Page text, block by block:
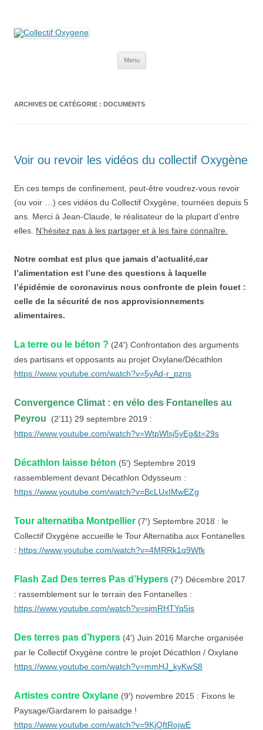
Menu
ARCHIVES DE CATÉGORIE : DOCUMENTS
Voir ou revoir les vidéos du collectif Oxygène
En ces temps de confinement, peut-être voudrez-vous revoir
(ou voir …) ces vidéos du Collectif Oxygène, tournées depuis 5
ans. Merci à Jean-Claude, le réalisateur de la plupart d’entre
elles. N’hésitez pas à les partager et à les faire connaître.
Notre combat est plus que jamais d’actualité,car
l’alimentation est l’une des questions à laquelle
l’épidémie de coronavirus nous confronte de plein fouet :
celle de la sécurité de nos approvisionnements
alimentaires.
La terre ou l e béton ? (24′) Confrontation des arguments
des partisans et opposants au projet Oxylane/Décathlon
https://www.youtube.com/watch?v=5yAd-r_pzns
Convergence Climat : en vélo des Fontanelles au
Peyrou (2’11) 29 septembre 2019 :
https://www.youtube.com/watch?v=WtpWlsj5yEg&t=29s
Décathlon laisse béton (5′) Septembre 2019
rassemblement devant Décathlon Odysseum :
https://www.youtube.com/watch?v=BcLUxIMwEZg
Tour alternatiba Montpellier (7′) Septembre 2018 : le
Collectif Oxygène accueille le Tour Alternatiba aux Fontanelles
: https://www.youtube.com/watch?v=4MRRk1q9Wfk
Flash Zad Des terres Pas d’Hypers (7′) Décembre 2017
: rassemblement sur le terrain des Fontanelles :
https://www.youtube.com/watch?v=sjmRHTYq5is
Des terres pas d’hypers (4′) Juin 2016 Marche organisée
par le Collectif Oxygène contre le projet Décathlon / Oxylane
https://www.youtube.com/watch?v=mmHJ_kyKwS8
Artistes contre Oxylane (9′) novembre 2015 : Fixons le
Paysage/Gardarem lo paisadge !
https://www.youtube.com/watch?v=9KjQftRojwE